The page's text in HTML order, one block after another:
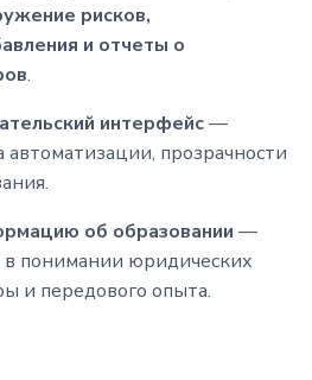
рисков,
и отчеты о
.
интерфейс—
прозрачности
об образовании —
понимании юридических
и передового опыта.